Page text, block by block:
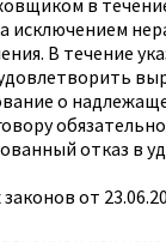
исключением
В течение
о
отказ в
от